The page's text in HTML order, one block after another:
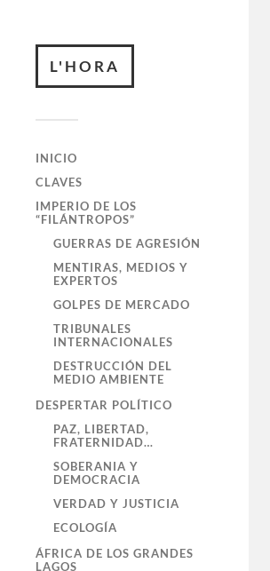
L'HORA
INICIO
CLAVES
IMPERIO DE LOS
“FILÁNTROPOS”
GUERRAS DE AGRESIÓN
MENTIRAS, MEDIOS Y
EXPERTOS
GOLPES DE MERCADO
TRIBUNALES
INTERNACIONALES
DESTRUCCIÓN DEL
MEDIO AMBIENTE
DESPERTAR POLÍTICO
PAZ, LIBERTAD,
FRATERNIDAD…
SOBERANIA Y
DEMOCRACIA
VERDAD Y JUSTICIA
ECOLOGÍA
ÁFRICA DE LOS GRANDES
LAGOS